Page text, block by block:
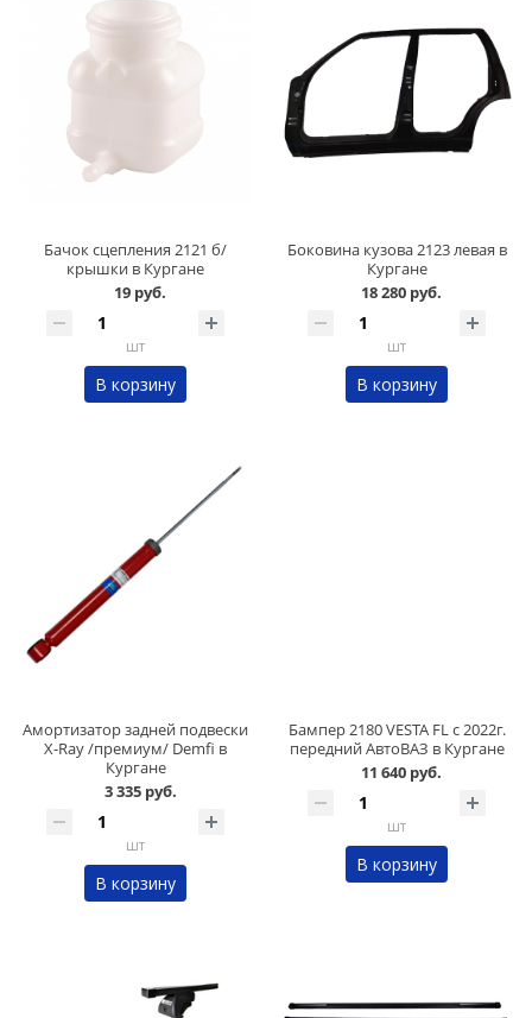
Бачок сцепления 2121 б/
крышки в Кургане
19 руб.
шт
В корзину
Боковина кузова 2123 левая в
Кургане
18 280 руб.
шт
В корзину
Амортизатор задней подвески
X-Ray /премиум/ Demfi в
Кургане
3 335 руб.
шт
В корзину
Бампер 2180 VESTA FL c 2022г.
передний АвтоВАЗ в Кургане
11 640 руб.
шт
В корзину